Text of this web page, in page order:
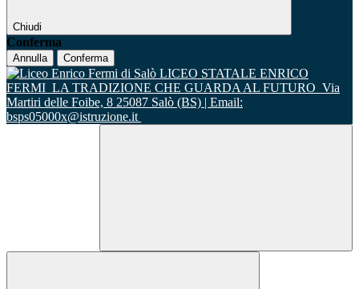
Chiudi
Conferma
Annulla Conferma
LICEO STATALE ENRICO
FERMI LA TRADIZIONE CHE GUARDA AL FUTURO Via
Martiri delle Foibe, 8 25087 Salò (BS) | Email:
bsps05000x@istruzione.it